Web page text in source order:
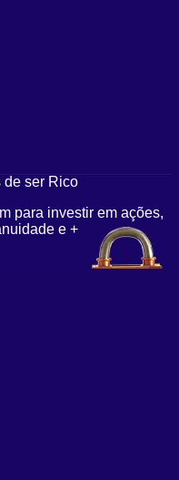
de ser Rico
para investir em ações,
e +